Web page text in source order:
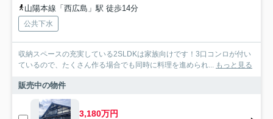
山陽本線「西広島」駅 徒歩14分
公共下水
収納スペースの充実している2SLDKは家族向けです！3口コンロが付い
ているので、たくさん作る場合でも同時に料理を進められ...
もっと見る
販売中の物件
3,180万円